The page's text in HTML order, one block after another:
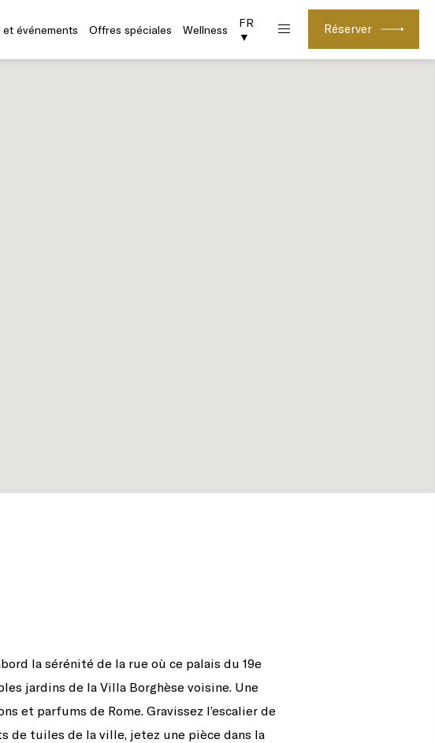
Réserver
et événements Offres spéciales Wellness
FR
▼
la sérénité de la rue où ce palais du 19e
jardins de la Villa Borghèse voisine. Une
et parfums de Rome. Gravissez l’escalier de
de tuiles de la ville, jetez une pièce dans la